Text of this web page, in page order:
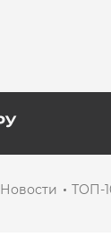
Новости ТОП-